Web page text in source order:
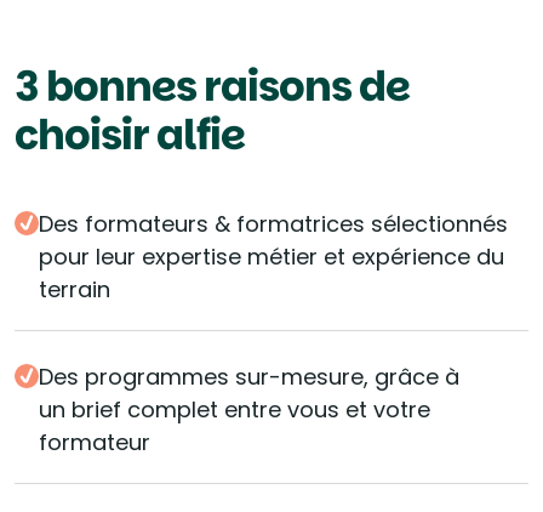
3 bonnes raisons de
choisir alfie
Des formateurs & formatrices sélectionnés
pour leur expertise métier et expérience du
terrain
Des programmes sur-mesure, grâce à
un brief complet entre vous et votre
formateur